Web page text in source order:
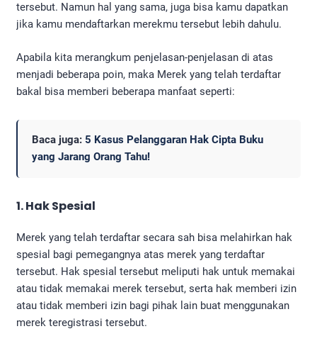
tersebut. Namun hal yang sama, juga bisa kamu dapatkan
jika kamu mendaftarkan merekmu tersebut lebih dahulu.
Apabila kita merangkum penjelasan-penjelasan di atas
menjadi beberapa poin, maka Merek yang telah terdaftar
bakal bisa memberi beberapa manfaat seperti:
Baca juga: 5 Kasus Pelanggaran Hak Cipta Buku
yang Jarang Orang Tahu!
1. Hak Spesial
Merek yang telah terdaftar secara sah bisa melahirkan hak
spesial bagi pemegangnya atas merek yang terdaftar
tersebut. Hak spesial tersebut meliputi hak untuk memakai
atau tidak memakai merek tersebut, serta hak memberi izin
atau tidak memberi izin bagi pihak lain buat menggunakan
merek teregistrasi tersebut.